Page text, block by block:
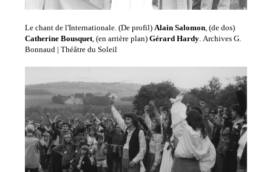
Le chant de l'Internationale. (De profil)Alain Salomon, (de dos)
Catherine Bousquet, (en arrière plan)Gérard Hardy. Archives G.
Bonnaud | Théâtre du Soleil